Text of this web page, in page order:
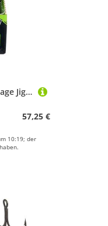
Fox Rage Jighaken Fox Rage Jig Head X Strong Bulk - 25 Jighaken
57,25 €
10:19; der